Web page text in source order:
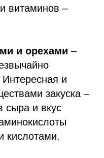
витаминов –
и орехами –
и
закуска –
сыра и вкус
кислотами.